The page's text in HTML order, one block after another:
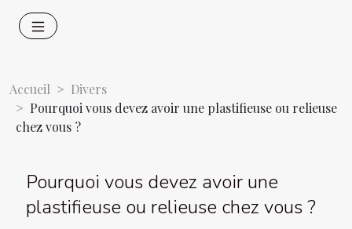
Accueil
Divers
Pourquoi vous devez avoir une plastifieuse ou relieuse
chez vous ?
Pourquoi vous devez avoir une
plastifieuse ou relieuse chez vous ?